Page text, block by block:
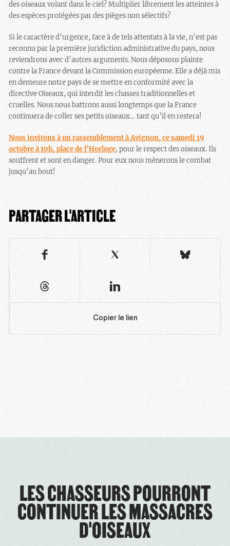
des oiseaux volant dans le ciel? Multiplier librement les atteintes à
des espèces protégées par des pièges non sélectifs?
Si le caractère d’urgence, face à de tels attentats à la vie, n’est pas
reconnu par la première juridiction administrative du pays, nous
reviendrons avec d’autres arguments. Nous déposons plainte
contre la France devant la Commission européenne. Elle a déjà mis
en demeure notre pays de se mettre en conformité avec la
directive Oiseaux, qui interdit les chasses traditionnelles et
cruelles. Nous nous battrons aussi longtemps que la France
continuera de coller ses petits oiseaux… tant qu’il en restera!
Nous invitons à un rassemblement à Avignon, ce samedi 19
octobre à 10h, place de l’Horloge, pour le respect des oiseaux. Ils
souffrent et sont en danger. Pour eux nous mènerons le combat
jusqu’au bout!
PARTAGER L'ARTICLE
Copier le lien
LES CHASSEURS POURRONT
CONTINUER LES MASSACRES
D'OISEAUX